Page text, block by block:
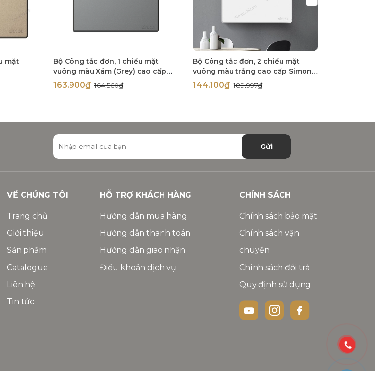
mặt
S6
Bộ Công tắc đơn, 1 chiều mặt
vuông màu Xám (Grey) cao cấp
Simon S6 581011-61
163.900₫164.560₫
Bộ Công tắc đơn, 2 chiều mặt
vuông màu trắng cao cấp Simon
S6 581012
144.100₫189.997₫
Gửi
VỀ CHÚNG TÔI
Trang chủ
Giới thiệu
Sản phẩm
Catalogue
Liên hệ
Tin tức
HỖ TRỢ KHÁCH HÀNG
Hướng dẫn mua hàng
Hướng dẫn thanh toán
Hướng dẫn giao nhận
Điều khoản dịch vụ
CHÍNH SÁCH
Chính sách bảo mật
Chính sách vận
chuyển
Chính sách đổi trả
Quy định sử dụng